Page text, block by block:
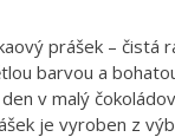
prášek – čistá
barvou a
v malý
je vyroben z